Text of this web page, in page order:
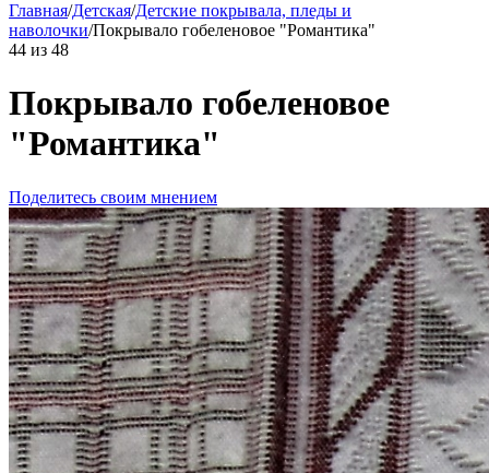
Главная/Детская/Детские покрывала, пледы и
наволочки/Покрывало гобеленовое "Романтика"
44 из 48
Покрывало гобеленовое
"Романтика"
Поделитесь своим мнением